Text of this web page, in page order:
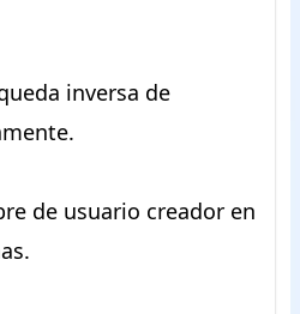
inversa de
de usuario creador en